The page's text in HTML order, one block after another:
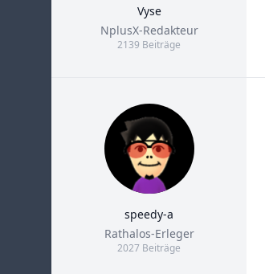
Vyse
TitleNplusX-Redakteur
2139 Beiträge
speedy-a
Rathalos-Erleger
2027 Beiträge